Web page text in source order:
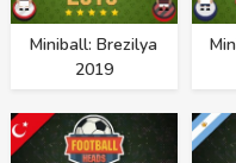
Miniball: Brezilya
2019